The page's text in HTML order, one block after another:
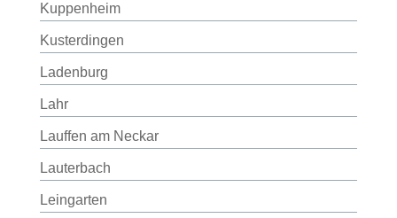
Kuppenheim
Kusterdingen
Ladenburg
Lahr
Lauffen am Neckar
Lauterbach
Leingarten